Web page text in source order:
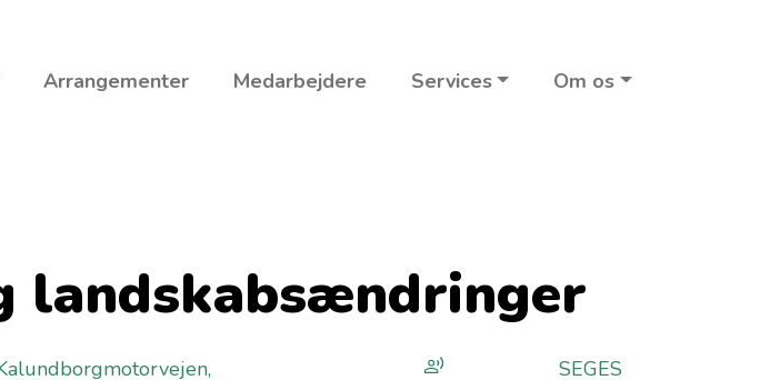
Arrangementer Medarbejdere Services Om os
landskabsændringer
SEGES